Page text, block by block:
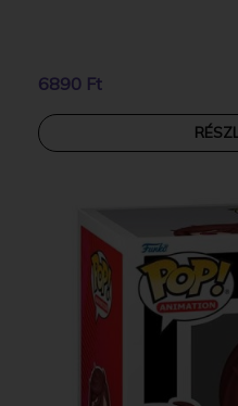
6890 Ft